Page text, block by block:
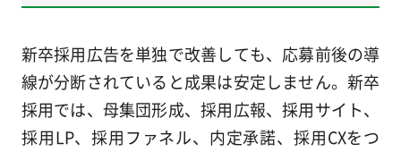
新卒採用広告を単独で改善しても、応募前後の導
線が分断されていると成果は安定しません。新卒
採用では、母集団形成、採用広報、採用サイト、
採用LP、採用ファネル、内定承諾、採用CXをつ